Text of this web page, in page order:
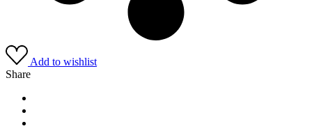
Add to wishlist
Share